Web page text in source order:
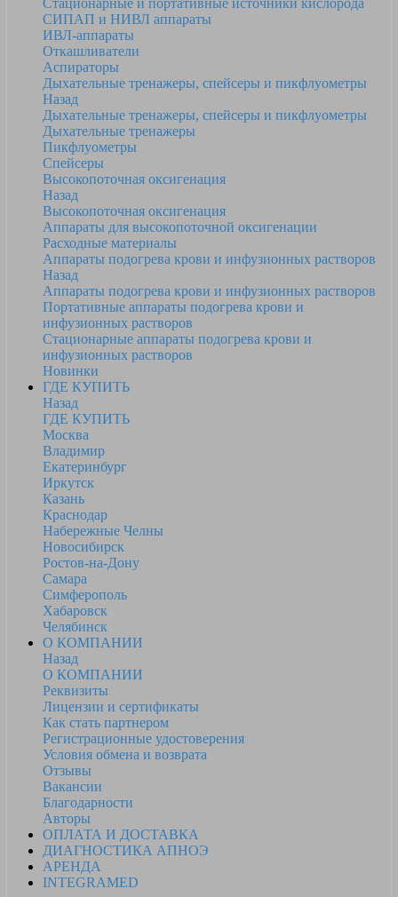
Стационарные и портативные источники кислорода
СИПАП и НИВЛ аппараты
ИВЛ-аппараты
Откашливатели
Аспираторы
Дыхательные тренажеры, спейсеры и пикфлуометры
Назад
Дыхательные тренажеры, спейсеры и пикфлуометры
Дыхательные тренажеры
Пикфлуометры
Спейсеры
Высокопоточная оксигенация
Назад
Высокопоточная оксигенация
Аппараты для высокопоточной оксигенации
Расходные материалы
Аппараты подогрева крови и инфузионных растворов
Назад
Аппараты подогрева крови и инфузионных растворов
Портативные аппараты подогрева крови и
инфузионных растворов
Стационарные аппараты подогрева крови и
инфузионных растворов
Новинки
ГДЕ КУПИТЬ
Назад
ГДЕ КУПИТЬ
Москва
Владимир
Екатеринбург
Иркутск
Казань
Краснодар
Набережные Челны
Новосибирск
Ростов-на-Дону
Самара
Симферополь
Хабаровск
Челябинск
О КОМПАНИИ
Назад
О КОМПАНИИ
Реквизиты
Лицензии и сертификаты
Как стать партнером
Регистрационные удостоверения
Условия обмена и возврата
Отзывы
Вакансии
Благодарности
Авторы
ОПЛАТА И ДОСТАВКА
ДИАГНОСТИКА АПНОЭ
АРЕНДА
INTEGRAMED